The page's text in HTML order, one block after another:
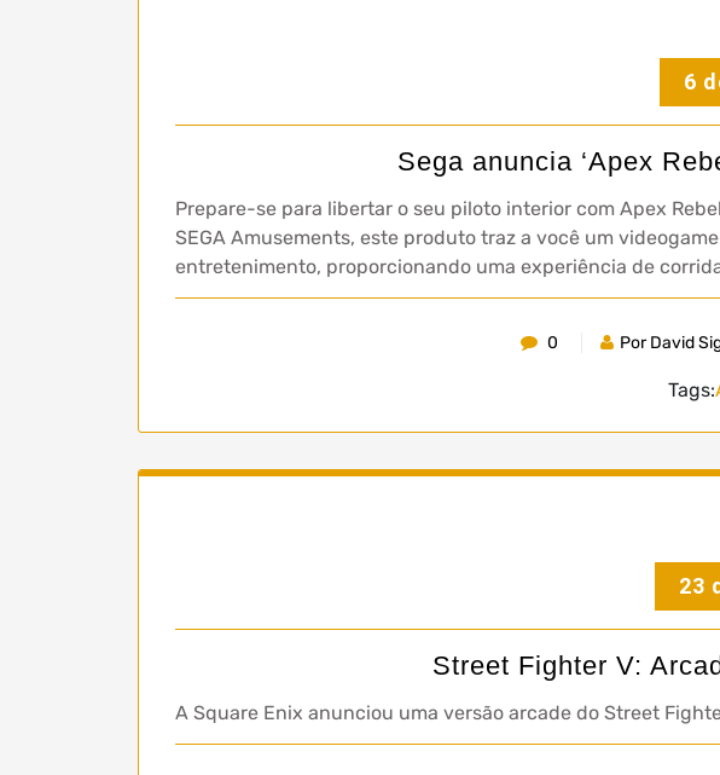
6
Sega anuncia ‘Apex
Prepare-se para libertar o seu piloto interior com Apex
SEGA Amusements, este produto traz a você um
entretenimento, proporcionando uma experiência de
0 Por David
Tags:
23
Street Fighter V:
A Square Enix anunciou uma versão arcade do Street